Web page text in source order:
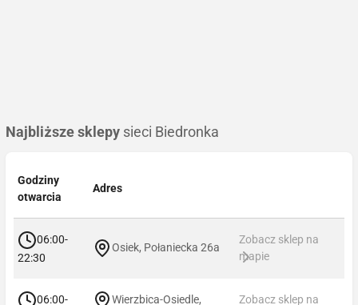
Najbliższe sklepy sieci Biedronka
Godziny
otwarcia
Adres
06:00-
22:30
Osiek, Połaniecka 26a
Zobacz sklep na
mapie
06:00-
Wierzbica-Osiedle,
Zobacz sklep na